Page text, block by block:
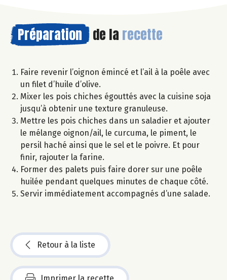
Préparation de la recette
Faire revenir l’oignon émincé et l’ail à la poêle avec
un filet d’huile d’olive.
Mixer les pois chiches égouttés avec la cuisine soja
jusqu’à obtenir une texture granuleuse.
Mettre les pois chiches dans un saladier et ajouter
le mélange oignon/ail, le curcuma, le piment, le
persil haché ainsi que le sel et le poivre. Et pour
finir, rajouter la farine.
Former des palets puis faire dorer sur une poêle
huilée pendant quelques minutes de chaque côté.
Servir immédiatement accompagnés d’une salade.
Retour à la liste